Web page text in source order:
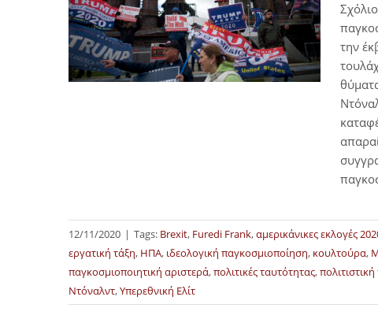
την
12/11/2020 | Tags: Brexit, Furedi Frank,αμερικάνικες εκλογές
εργατική τάξη, ΗΠΑ, ιδεολογική παγκοσμιοποίηση, κουλτούρα,
παγκοσμιοποιητική αριστερά,πολιτικές ταυτότητας,
Ντόναλντ,Υπερεθνική Ελίτ